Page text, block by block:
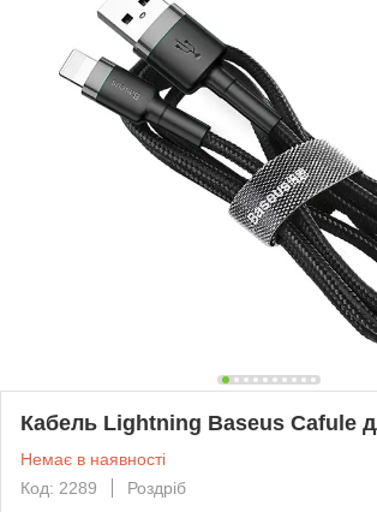
Кабель Lightning Baseus Cafule
Немає в наявності
Код: 2289
Роздріб